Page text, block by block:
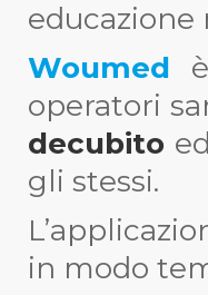
Woumed
operatori
decubito
gli stessi.
in modo